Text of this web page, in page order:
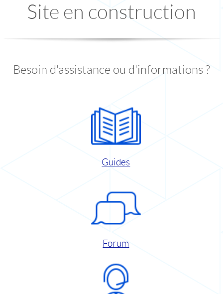
Site en construction
Besoin d'assistance ou d'informations ?
Guides
Forum